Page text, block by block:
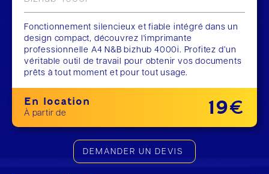
Fonctionnement silencieux et fiable intégré dans un
design compact, découvrez l'imprimante
professionnelle A4 N&B bizhub 4000i. Profitez d’un
véritable outil de travail pour obtenir vos documents
prêts à tout moment et pour tout usage.
En location
À partir de 19€
DEMANDER UN DEVIS